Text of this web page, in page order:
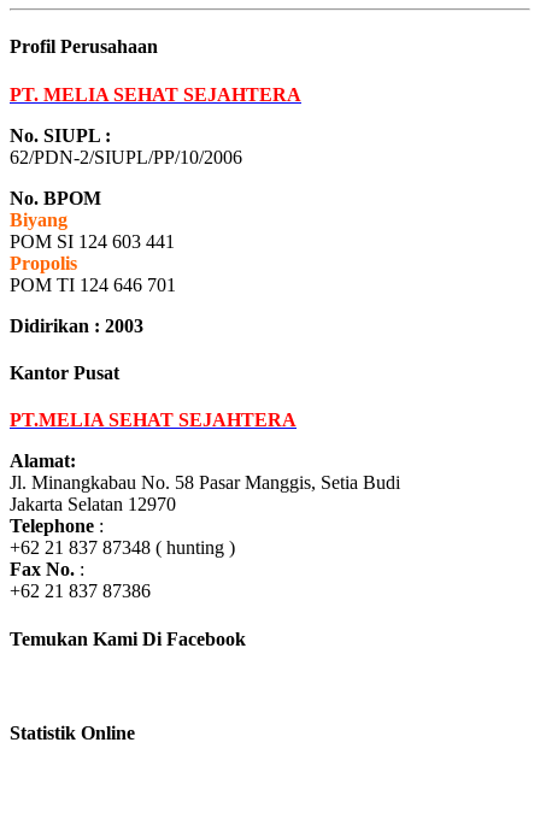
Profil Perusahaan
PT. MELIA SEHAT SEJAHTERA
No. SIUPL :
62/PDN-2/SIUPL/PP/10/2006
No. BPOM
Biyang
POM SI 124 603 441
Propolis
POM TI 124 646 701
Didirikan : 2003
Kantor Pusat
PT.MELIA SEHAT SEJAHTERA
Alamat:
Jl. Minangkabau No. 58 Pasar Manggis, Setia Budi
Jakarta Selatan 12970
Telephone :
+62 21 837 87348 ( hunting )
Fax No. :
+62 21 837 87386
Temukan Kami Di Facebook
Statistik Online